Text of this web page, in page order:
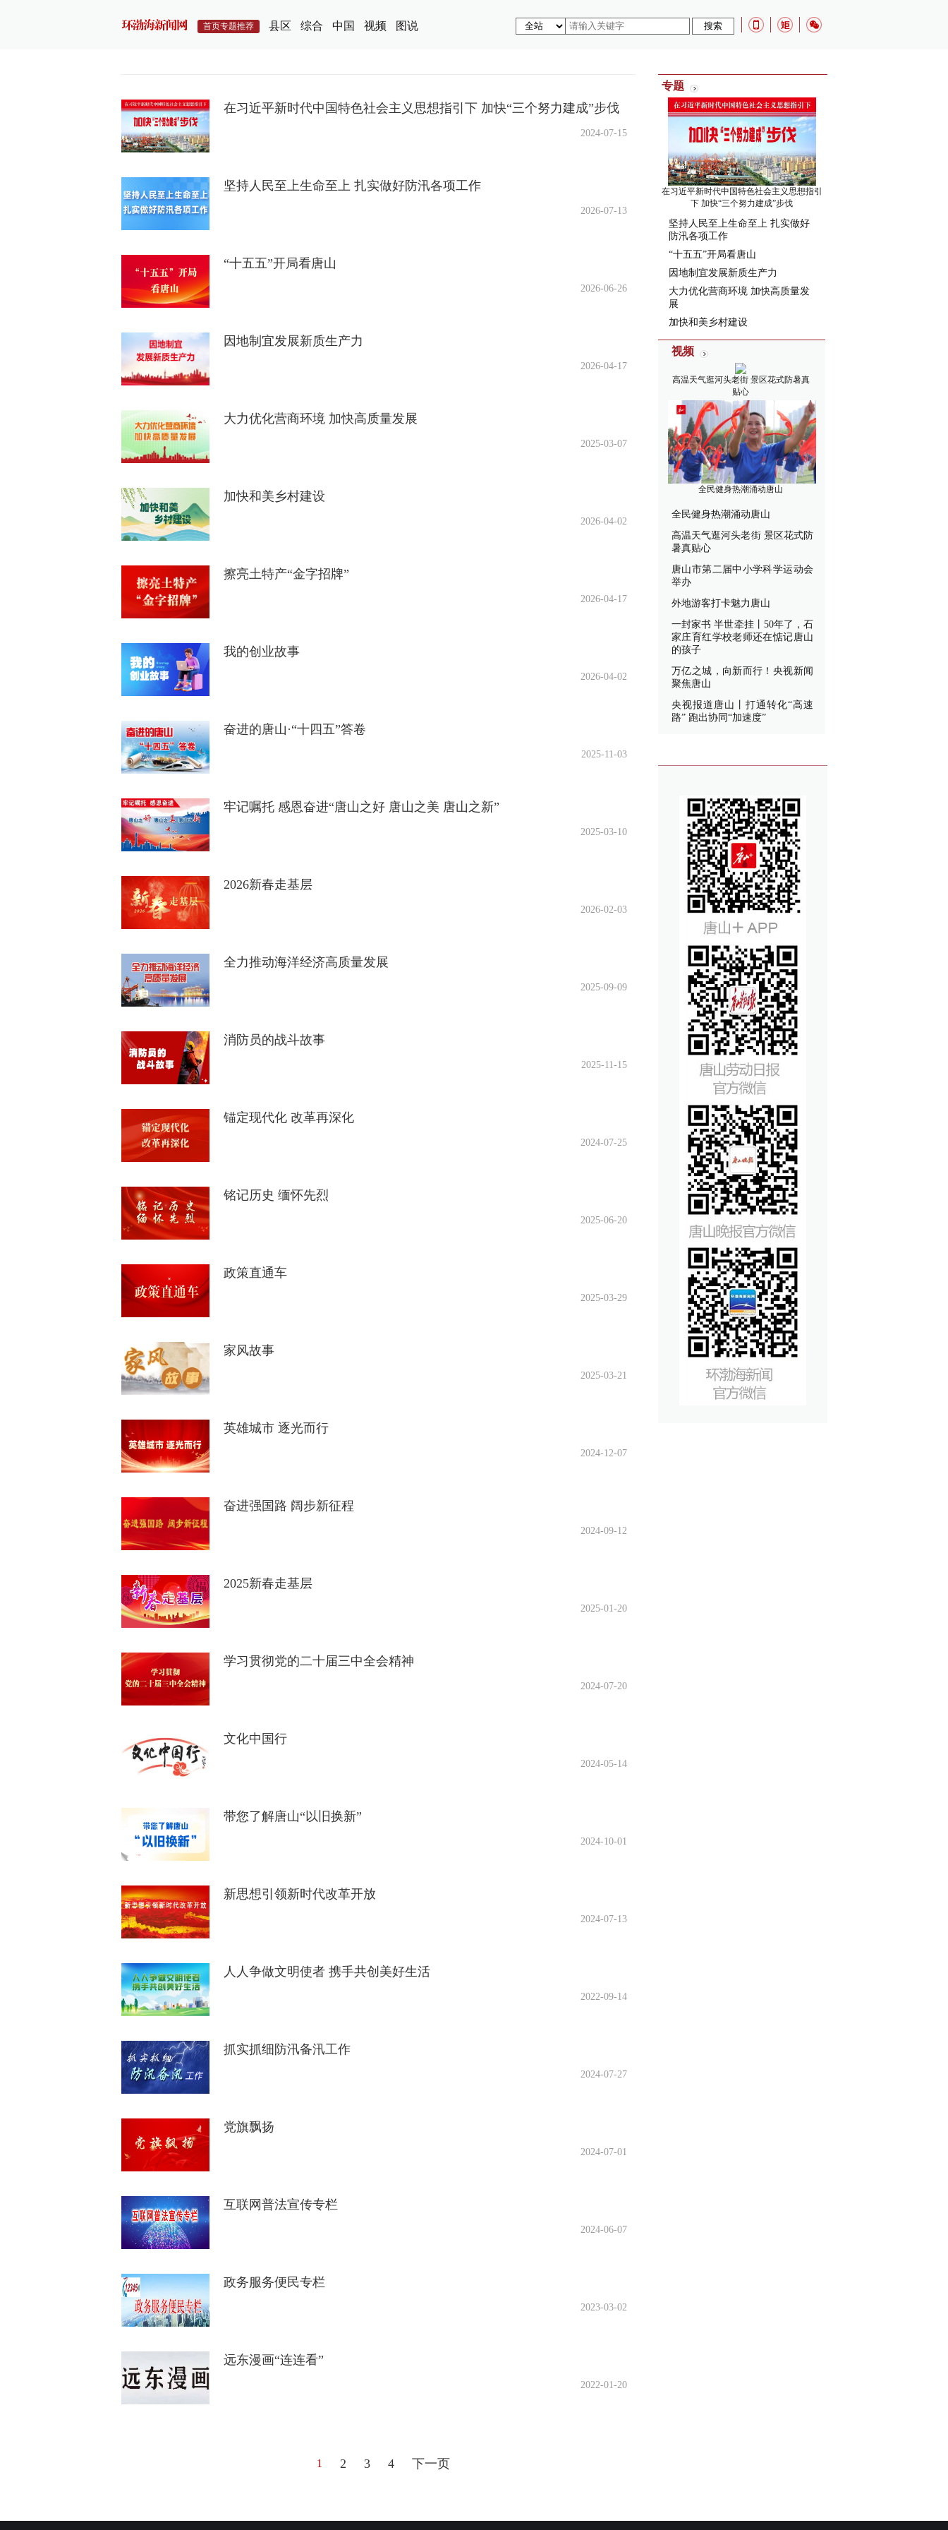
首页专题推荐 县区 综合 中国 视频 图说
在习近平新时代中国特色社会主义思想指引下 加快“三个努力建成”步伐
2024-07-15
坚持人民至上生命至上 扎实做好防汛各项工作
2026-07-13
“十五五”开局看唐山
2026-06-26
因地制宜发展新质生产力
2026-04-17
大力优化营商环境 加快高质量发展
2025-03-07
加快和美乡村建设
2026-04-02
擦亮土特产“金字招牌”
2026-04-17
我的创业故事
2026-04-02
奋进的唐山·“十四五”答卷
2025-11-03
牢记嘱托 感恩奋进“唐山之好 唐山之美 唐山之新”
2025-03-10
2026新春走基层
2026-02-03
全力推动海洋经济高质量发展
2025-09-09
消防员的战斗故事
2025-11-15
锚定现代化 改革再深化
2024-07-25
铭记历史 缅怀先烈
2025-06-20
政策直通车
2025-03-29
家风故事
2025-03-21
英雄城市 逐光而行
2024-12-07
奋进强国路 阔步新征程
2024-09-12
2025新春走基层
2025-01-20
学习贯彻党的二十届三中全会精神
2024-07-20
文化中国行
2024-05-14
带您了解唐山“以旧换新”
2024-10-01
新思想引领新时代改革开放
2024-07-13
人人争做文明使者 携手共创美好生活
2022-09-14
抓实抓细防汛备汛工作
2024-07-27
党旗飘扬
2024-07-01
互联网普法宣传专栏
2024-06-07
政务服务便民专栏
2023-03-02
远东漫画“连连看”
2022-01-20
1 2 3 4 下一页
专题
在习近平新时代中国特色社会主义思想指引
下 加快“三个努力建成”步伐
坚持人民至上生命至上 扎实做好
防汛各项工作
“十五五”开局看唐山
因地制宜发展新质生产力
大力优化营商环境 加快高质量发
展
加快和美乡村建设
视频
高温天气逛河头老街 景区花式防暑真
贴心
全民健身热潮涌动唐山
全民健身热潮涌动唐山
高温天气逛河头老街 景区花式防
暑真贴心
唐山市第二届中小学科学运动会
举办
外地游客打卡魅力唐山
一封家书 半世牵挂丨50年了，石
家庄育红学校老师还在惦记唐山
的孩子
万亿之城，向新而行！央视新闻
聚焦唐山
央视报道唐山丨打通转化“高速
路” 跑出协同“加速度”